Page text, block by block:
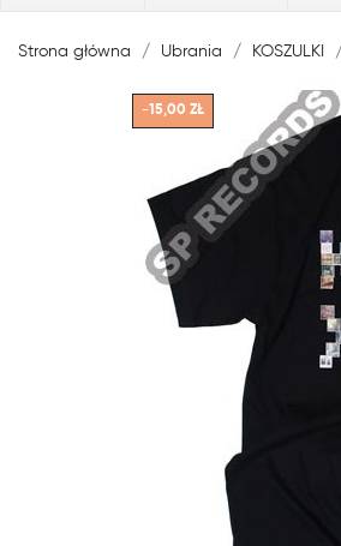
Strona główna Ubrania KOSZULKI
-15,00 ZŁ